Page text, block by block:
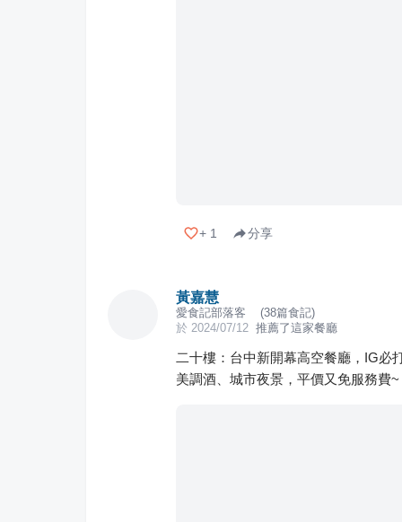
+ 1 分享
黃嘉慧
愛食記部落客 (38篇食記)
於 2024/07/12 推薦了這家餐廳
二十樓：台中新開幕高空餐廳，IG必
美調酒、城市夜景，平價又免服務費~